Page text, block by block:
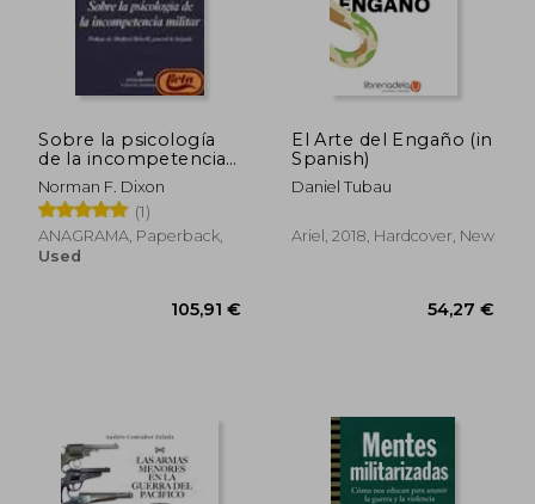
40,20 €
Sobre la psicología
de la incompetencia
militar (in Spanish)
Norman F. Dixon
(1)
ANAGRAMA, Paperback,
Used
El Arte del Engaño (in
Spanish)
Daniel Tubau
Ariel, 2018, Hardcover, New